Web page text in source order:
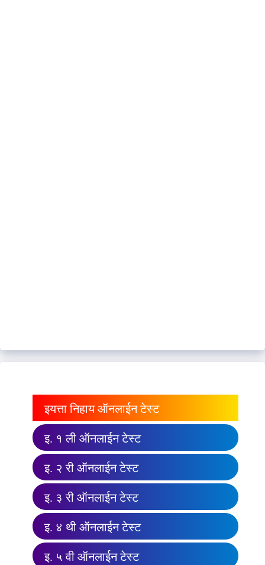
इयत्ता निहाय ऑनलाईन टेस्ट
इ. १ ली ऑनलाईन टेस्ट
इ. २ री ऑनलाईन टेस्ट
इ. ३ री ऑनलाईन टेस्ट
इ. ४ थी ऑनलाईन टेस्ट
इ. ५ वी ऑनलाईन टेस्ट